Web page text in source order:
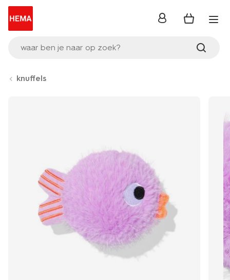
waar ben je naar op zoek?
inloggen
knuffels